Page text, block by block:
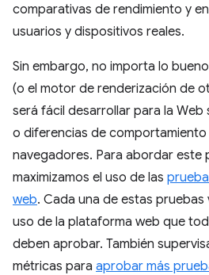
comparativas de rendimiento y
usuarios y dispositivos reales.
Sin embargo, no importa lo
(o el motor de renderización de
será fácil desarrollar para la Web
o diferencias de comportamiento
navegadores. Para abordar este
maximizamos el uso de las
web. Cada una de estas
uso de la plataforma web que
deben aprobar. También
métricas para aprobar más